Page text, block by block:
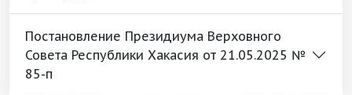
Постановление Президиума Верховного
Совета Республики Хакасия от 21.05.2025 №
85-п